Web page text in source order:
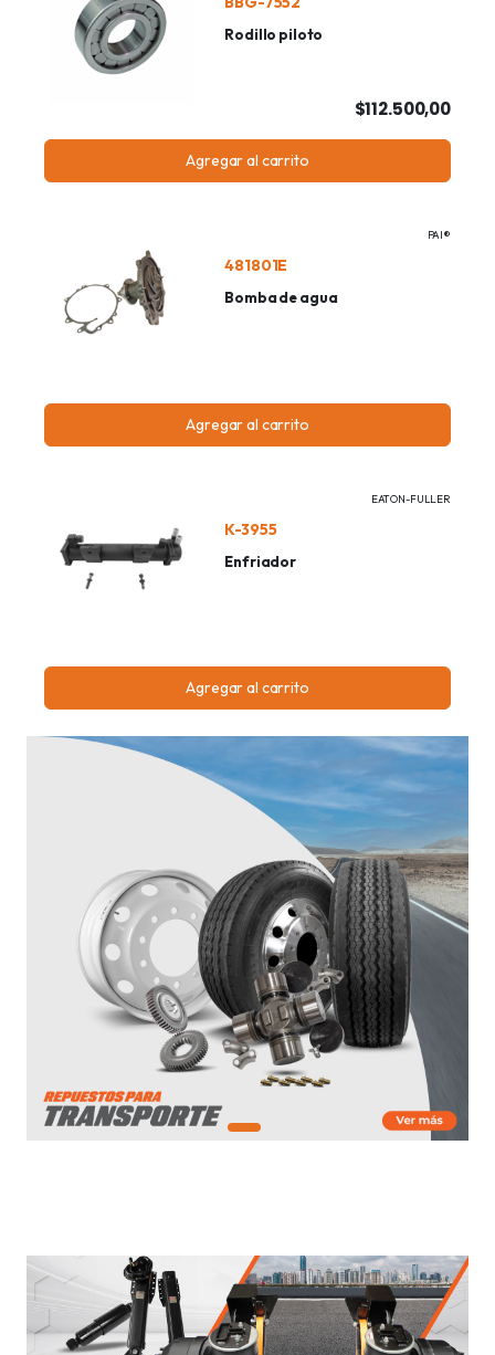
Rodillo piloto
$112.500,00
Agregar al carrito
PAI®
481801E
Bomba de agua
Agregar al carrito
EATON-FULLER
K-3955
Enfriador
Agregar al carrito